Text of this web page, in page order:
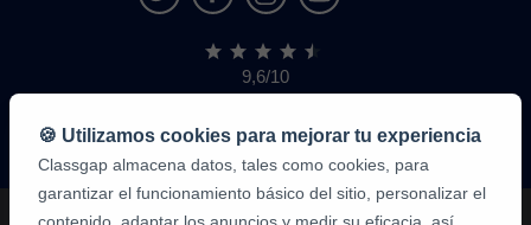
9,6/10
1.339.284
de
alumnos
🍪 Utilizamos cookies para mejorar tu experiencia
Classgap almacena datos, tales como cookies, para
garantizar el funcionamiento básico del sitio, personalizar el